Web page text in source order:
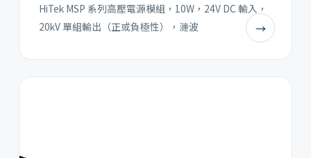
HiTek MSP 系列高壓電源模組，10W，24V DC 輸入，
20kV 單組輸出（正或負極性），漣波
→